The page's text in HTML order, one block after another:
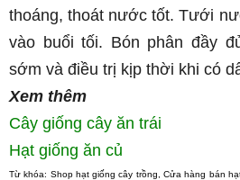
thoáng, thoát nước tốt. Tưới
vào buổi tối. Bón phân đầy
sớm và điều trị kịp thời khi có
Xem thêm
Cây giống cây ăn trái
Hạt giống ăn củ
Từ khóa: Shop hạt giống cây trồng, Cửa hàng bán